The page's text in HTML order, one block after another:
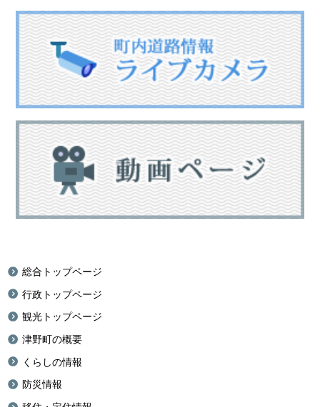
総合トップページ
行政トップページ
観光トップページ
津野町の概要
くらしの情報
防災情報